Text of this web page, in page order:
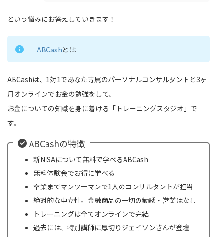
という悩みにお答えしていきます！
ABCashとは
ABCashは、1対1であなた専属のパーソナルコンサルタントと3ヶ
月オンラインでお金の勉強をして、
お金についての知識を身に着ける「トレーニングスタジオ」で
す。
ABCashの特徴
新NISAについて無料で学べるABCash
無料体験会でお得に学べる
卒業までマンツーマンで1人のコンサルタントが担当
絶対的な中立性。金融商品の一切の勧誘・営業はなし
トレーニングは全てオンラインで完結
過去には、特別講師に厚切りジェイソンさんが登壇